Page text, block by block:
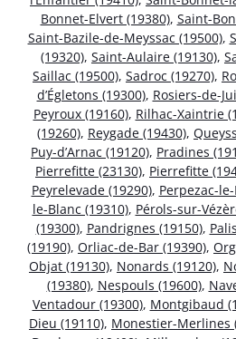
Bonnet-Elvert (19380), Saint-
Saint-Bazile-de-Meyssac (19500),
(19320), Saint-Aulaire (19130),
Saillac (19500), Sadroc (19270),
d’Égletons (19300), Rosiers-de-
Peyroux (19160), Rilhac-Xaintrie
(19260), Reygade (19430),
Puy-d’Arnac (19120), Pradines
Pierrefitte (23130), Pierrefitte
Peyrelevade (19290), Perpezac-
le-Blanc (19310), Pérols-sur-
(19300), Pandrignes (19150),
(19190), Orliac-de-Bar (19390),
Objat (19130), Nonards (19120),
(19380), Nespouls (19600),
Ventadour (19300), Montgibaud
Dieu (19110), Monestier-Merlines